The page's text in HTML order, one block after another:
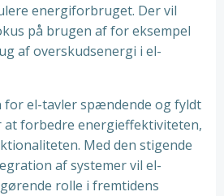
energiforbruget. Der vil
på brugen af ​​for eksempel
af overskudsenergi i el-
for el-tavler spændende og fyldt
at forbedre energieffektiviteten,
Med den stigende
af systemer vil el-
rolle i fremtidens